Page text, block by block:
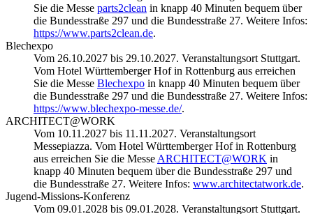
Sie die Messe parts2clean in knapp 40 Minuten bequem über
die Bundesstraße 297 und die Bundesstraße 27. Weitere Infos:
https://www.parts2clean.de.
Blechexpo
Vom 26.10.2027 bis 29.10.2027. Veranstaltungsort Stuttgart.
Vom Hotel Württemberger Hof in Rottenburg aus erreichen
Sie die Messe Blechexpo in knapp 40 Minuten bequem über
die Bundesstraße 297 und die Bundesstraße 27. Weitere Infos:
https://www.blechexpo-messe.de/.
ARCHITECT@WORK
Vom 10.11.2027 bis 11.11.2027. Veranstaltungsort
Messepiazza. Vom Hotel Württemberger Hof in Rottenburg
aus erreichen Sie die Messe ARCHITECT@WORK in
knapp 40 Minuten bequem über die Bundesstraße 297 und
die Bundesstraße 27. Weitere Infos: www.architectatwork.de.
Jugend-Missions-Konferenz
Vom 09.01.2028 bis 09.01.2028. Veranstaltungsort Stuttgart.